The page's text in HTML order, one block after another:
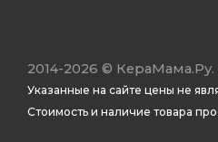
2014-2026 © КераМама.Ру.
Указанные на сайте цены не
Стоимость и наличие товара